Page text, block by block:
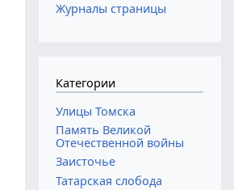
Журналы страницы
Категории
Улицы Томска
Память Великой
Отечественной войны
Заисточье
Татарская слобода